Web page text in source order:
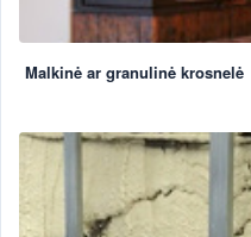
Malkinė ar granulinė krosnelė